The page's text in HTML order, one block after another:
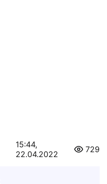
15:44,
22.04.2022
729